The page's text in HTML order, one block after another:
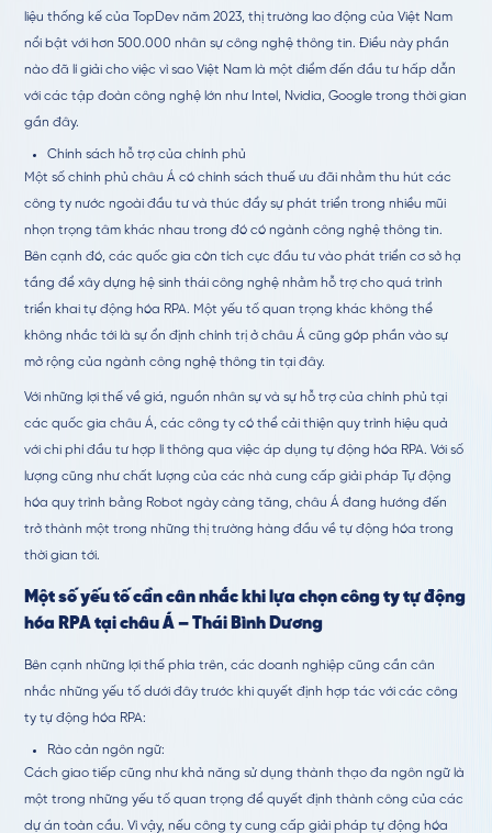
liệu thống kế của TopDev năm 2023, thị trường lao động của Việt Nam
nổi bật với hơn 500.000 nhân sự công nghệ thông tin. Điều này phần
nào đã lí giải cho việc vì sao Việt Nam là một điểm đến đầu tư hấp dẫn
với các tập đoàn công nghệ lớn như Intel, Nvidia, Google trong thời gian
gần đây.
Chính sách hỗ trợ của chính phủ
Một số chính phủ châu Á có chính sách thuế ưu đãi nhằm thu hút các
công ty nước ngoài đầu tư và thúc đẩy sự phát triển trong nhiều mũi
nhọn trọng tâm khác nhau trong đó có ngành công nghệ thông tin.
Bên cạnh đó, các quốc gia còn tích cực đầu tư vào phát triển cơ sở hạ
tầng để xây dựng hệ sinh thái công nghệ nhằm hỗ trợ cho quá trình
triển khai tự động hóa RPA. Một yếu tố quan trọng khác không thể
không nhắc tới là sự ổn định chính trị ở châu Á cũng góp phần vào sự
mở rộng của ngành công nghệ thông tin tại đây.
Với những lợi thế về giá, nguồn nhân sự và sự hỗ trợ của chính phủ tại
các quốc gia châu Á, các công ty có thể cải thiện quy trình hiệu quả
với chi phí đầu tư hợp lí thông qua việc áp dụng tự động hóa RPA. Với số
lượng cũng như chất lượng của các nhà cung cấp giải pháp Tự động
hóa quy trình bằng Robot ngày càng tăng, châu Á đang hướng đến
trở thành một trong những thị trường hàng đầu về tự động hóa trong
thời gian tới.
Một số yếu tố cần cân nhắc khi lựa chọn công ty tự động
hóa RPA tại châu Á – Thái Bình Dương
Bên cạnh những lợi thế phía trên, các doanh nghiệp cũng cần cân
nhắc những yếu tố dưới đây trước khi quyết định hợp tác với các công
ty tự động hóa RPA:
Rào cản ngôn ngữ:
Cách giao tiếp cũng như khả năng sử dụng thành thạo đa ngôn ngữ là
một trong những yếu tố quan trọng để quyết định thành công của các
dự án toàn cầu. Vì vậy, nếu công ty cung cấp giải pháp tự động hóa